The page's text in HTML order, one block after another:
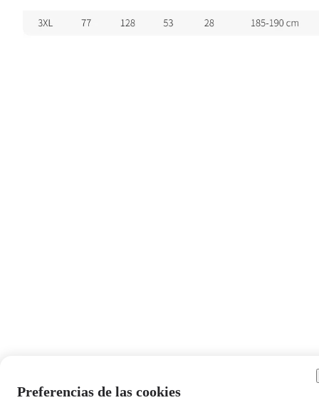
Preferencias de las cookies